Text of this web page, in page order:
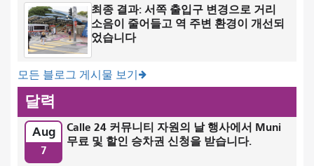
최종 결과: 서쪽 출입구 변경으로 거리
소음이 줄어들고 역 주변 환경이 개선되
었습니다
모든 블로그 게시물 보기
달력
Aug
7
Calle 24 커뮤니티 자원의 날 행사에서 Muni
무료 및 할인 승차권 신청을 받습니다.